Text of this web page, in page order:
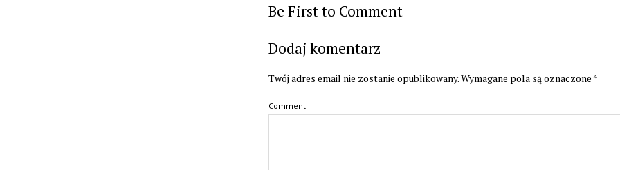
Be First to Comment
Dodaj komentarz
Twój adres email nie zostanie opublikowany.Wymagane pola są oznaczone *
Comment